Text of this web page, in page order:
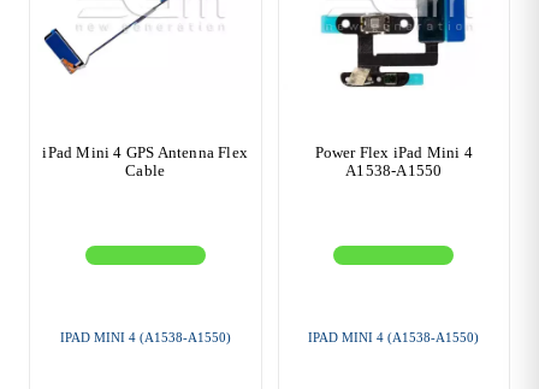
iPad Mini 4 GPS Antenna Flex
Cable
IPAD MINI 4 (A1538-A1550)
Power Flex iPad Mini 4
A1538-A1550
IPAD MINI 4 (A1538-A1550)